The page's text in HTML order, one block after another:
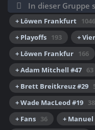
In dieser Gruppe
+ Löwen Frankfurt 1046
+ Playoffs 193 +
+ Löwen Frankfur 166
+ Adam Mitchell #47 63
+ Brett Breitkreuz #29
+ Wade MacLeod #19 38
+ Fans 36 + Manuel